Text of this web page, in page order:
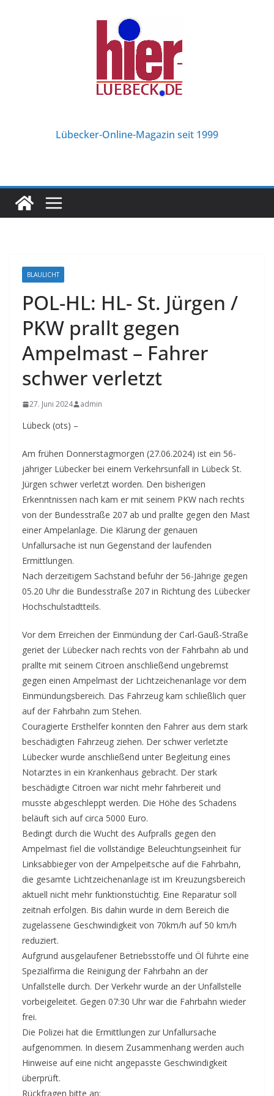
Lübecker-Online-Magazin seit 1999
BLAULICHT
POL-HL: HL- St. Jürgen /
PKW prallt gegen
Ampelmast – Fahrer
schwer verletzt
27. Juni 2024 admin
Lübeck (ots) –
Am frühen Donnerstagmorgen (27.06.2024) ist ein 56-
jähriger Lübecker bei einem Verkehrsunfall in Lübeck St.
Jürgen schwer verletzt worden. Den bisherigen
Erkenntnissen nach kam er mit seinem PKW nach rechts
von der Bundesstraße 207 ab und prallte gegen den Mast
einer Ampelanlage. Die Klärung der genauen
Unfallursache ist nun Gegenstand der laufenden
Ermittlungen.
Nach derzeitigem Sachstand befuhr der 56-Jährige gegen
05.20 Uhr die Bundesstraße 207 in Richtung des Lübecker
Hochschulstadtteils.
Vor dem Erreichen der Einmündung der Carl-Gauß-Straße
geriet der Lübecker nach rechts von der Fahrbahn ab und
prallte mit seinem Citroen anschließend ungebremst
gegen einen Ampelmast der Lichtzeichenanlage vor dem
Einmündungsbereich. Das Fahrzeug kam schließlich quer
auf der Fahrbahn zum Stehen.
Couragierte Ersthelfer konnten den Fahrer aus dem stark
beschädigten Fahrzeug ziehen. Der schwer verletzte
Lübecker wurde anschließend unter Begleitung eines
Notarztes in ein Krankenhaus gebracht. Der stark
beschädigte Citroen war nicht mehr fahrbereit und
musste abgeschleppt werden. Die Höhe des Schadens
beläuft sich auf circa 5000 Euro.
Bedingt durch die Wucht des Aufpralls gegen den
Ampelmast fiel die vollständige Beleuchtungseinheit für
Linksabbieger von der Ampelpeitsche auf die Fahrbahn,
die gesamte Lichtzeichenanlage ist im Kreuzungsbereich
aktuell nicht mehr funktionstüchtig. Eine Reparatur soll
zeitnah erfolgen. Bis dahin wurde in dem Bereich die
zugelassene Geschwindigkeit von 70km/h auf 50 km/h
reduziert.
Aufgrund ausgelaufener Betriebsstoffe und Öl führte eine
Spezialfirma die Reinigung der Fahrbahn an der
Unfallstelle durch. Der Verkehr wurde an der Unfallstelle
vorbeigeleitet. Gegen 07:30 Uhr war die Fahrbahn wieder
frei.
Die Polizei hat die Ermittlungen zur Unfallursache
aufgenommen. In diesem Zusammenhang werden auch
Hinweise auf eine nicht angepasste Geschwindigkeit
überprüft.
Rückfragen bitte an: